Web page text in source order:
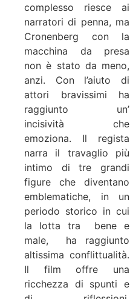
complesso riesce ai
narratori di penna, ma
Cronenberg con la
macchina da presa
non è stato da meno,
anzi. Con l’aiuto di
attori bravissimi ha
raggiunto un’
incisività che
emoziona. Il regista
narra il travaglio più
intimo di tre grandi
figure che diventano
emblematiche, in un
periodo storico in cui
la lotta tra bene e
male, ha raggiunto
altissima conflittualità.
Il film offre una
ricchezza di spunti e